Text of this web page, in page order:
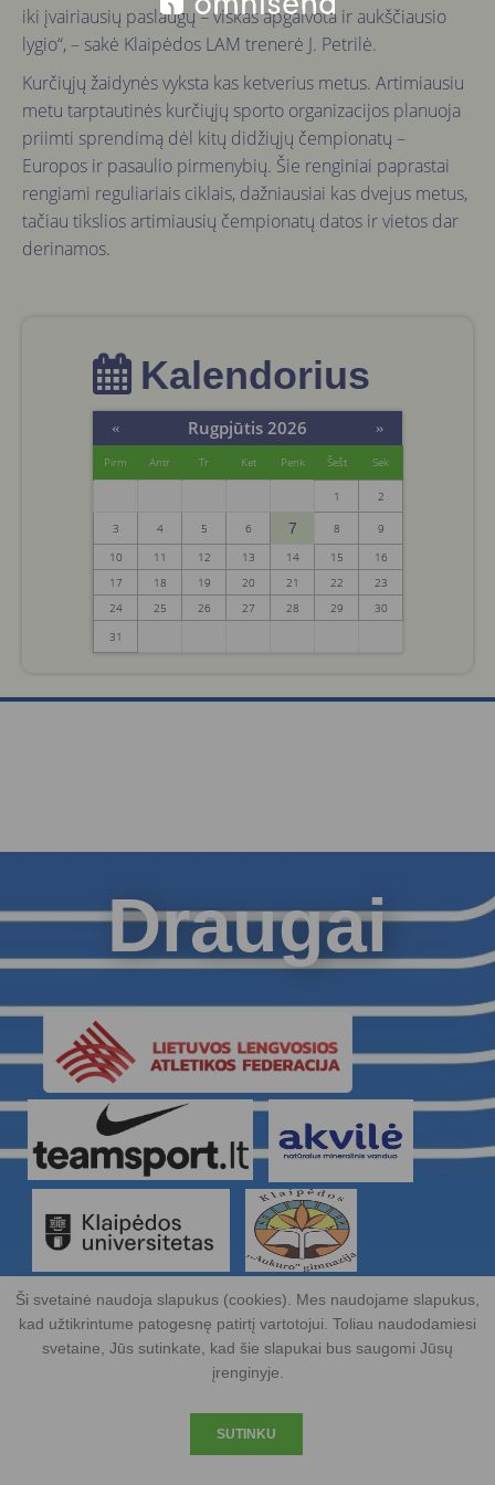
iki įvairiausių paslaugų – viskas apgalvota ir aukščiausio
lygio“, – sakė Klaipėdos LAM trenerė J. Petrilė.
Kurčiųjų žaidynės vyksta kas ketverius metus. Artimiausiu
metu tarptautinės kurčiųjų sporto organizacijos planuoja
priimti sprendimą dėl kitų didžiųjų čempionatų –
Europos ir pasaulio pirmenybių. Šie renginiai paprastai
rengiami reguliariais ciklais, dažniausiai kas dvejus metus,
tačiau tikslios artimiausių čempionatų datos ir vietos dar
derinamos.
Kalendorius
« Rugpjūtis 2026 »
Pirm Antr Tr Ket Penk Šešt Sek
1 2
3 4 5 6 7 8
9
10
11 12 13 14 15
16
17
18 19 20 21 22
23
24
25 26 27 28 29
30
31
Draugai
Ši svetainė naudoja slapukus (cookies). Mes naudojame slapukus,
kad užtikrintume patogesnę patirtį vartotojui. Toliau naudodamiesi
svetaine, Jūs sutinkate, kad šie slapukai bus saugomi Jūsų
įrenginyje.
SUTINKU
Klaipėda